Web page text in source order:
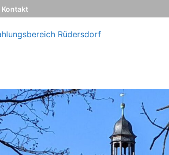
Kontakt
Rüdersdorf